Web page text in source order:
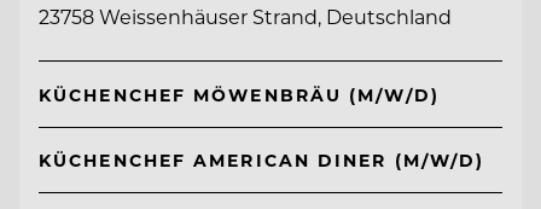
23758 Weissenhäuser Strand, Deutschland
KÜCHENCHEF MÖWENBRÄU (M/W/D)
KÜCHENCHEF AMERICAN DINER (M/W/D)